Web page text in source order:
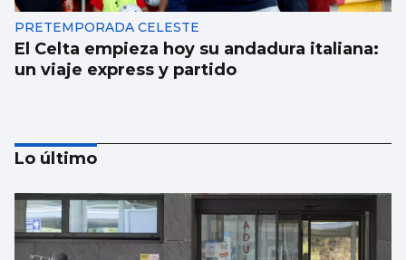
PRETEMPORADA CELESTE
El Celta empieza hoy su andadura italiana:
un viaje express y partido
Lo último